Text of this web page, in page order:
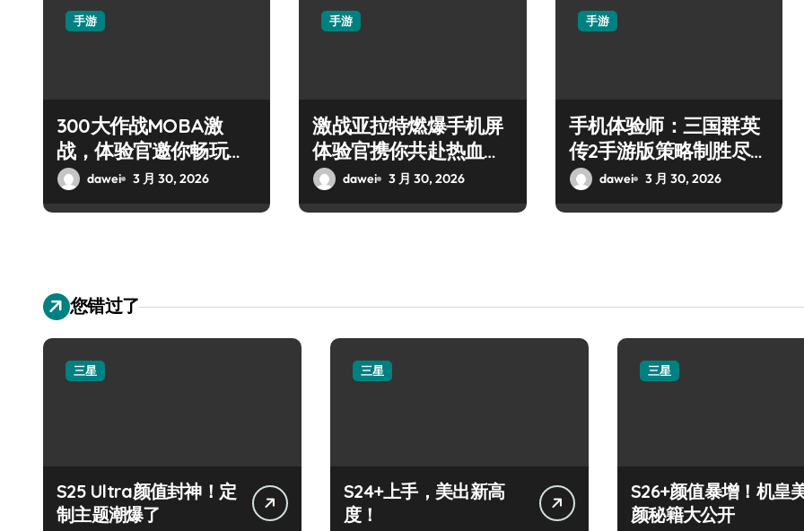
手游
300大作战MOBA激
战，体验官邀你畅玩盛
宴！dawei 3 月 30, 2026
手游
激战亚拉特燃爆手机屏
体验官携你共赴热血枪
战盛宴
dawei 3 月 30, 2026
手游
手机体验师：三国群英
传2手游版策略制胜尽享
乱世争霸
dawei 3 月 30, 2026
您错过了
三星
S25 Ultra颜值封神！定
制主题潮爆了
三星
S24+上手，美出新高
度！
三星
S26+颜值暴增！机皇
颜秘籍大公开